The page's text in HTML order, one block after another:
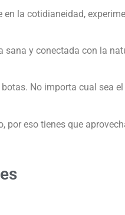
la cotidianeidad,
y conectada con la
No importa cual sea
eso tienes que